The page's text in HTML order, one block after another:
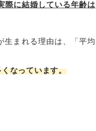
際に結婚している年齢は
生まれる理由は、「平均
なっています。